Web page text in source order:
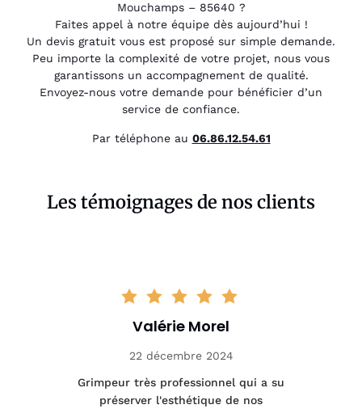
Mouchamps – 85640 ?
Faites appel à notre équipe dès aujourd’hui !
Un devis gratuit vous est proposé sur simple demande.
Peu importe la complexité de votre projet, nous vous
garantissons un accompagnement de qualité.
Envoyez-nous votre demande pour bénéficier d’un
service de confiance.
Par téléphone au 06.86.12.54.61
Les témoignages de nos clients
Valérie Morel
22 décembre 2024
Grimpeur très professionnel qui a su
préserver l'esthétique de nos